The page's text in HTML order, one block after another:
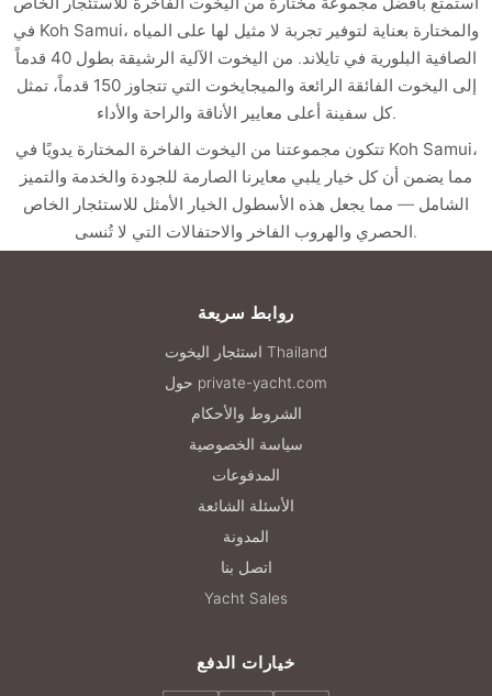
في Koh Samui، والمختارة بعناية لتوفير تجربة لا مثيل لها على المياه
الصافية البلورية في تايلاند. من اليخوت الآلية الرشيقة بطول 40 قدماً
إلى اليخوت الفائقة الرائعة والميجايخوت التي تتجاوز 150 قدماً
، تمثل
كل سفينة أعلى معايير الأناقة والراحة والأداء.
تتكون مجموعتنا مناليخوت الفاخرة المختارة يدويًا في Koh Samui،
مما يضمن أن كل خيار يلبي معايرنا الصارمة للجودة والخدمة والتميز
الشامل — مما يجعل هذه الأسطول الخيار الأمثل للاستئجار الخاص
الحصري والهروب الفاخر والاحتفالات التي لا تُنسى.
روابط سريعة
استئجار اليخوت Thailand
حول private-yacht.com
الشروط والأحكام
سياسة الخصوصية
المدفوعات
الأسئلة الشائعة
المدونة
اتصل بنا
Yacht Sales
خيارات الدفع